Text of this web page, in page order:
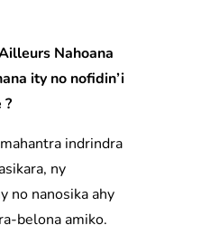
Nahoana
ity no nofidin’i
?
indrindra
ny
no nanosika ahy
belona amiko.